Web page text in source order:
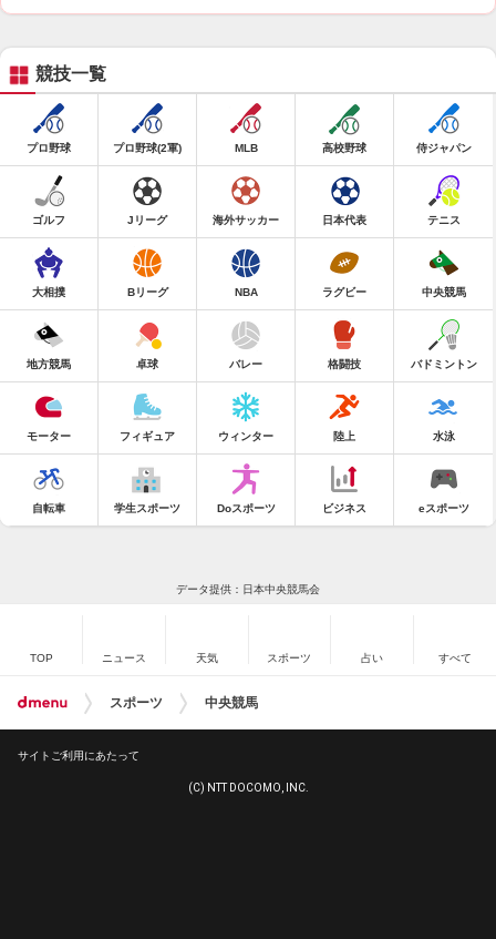
競技一覧
プロ野球 プロ野球(2軍) MLB 高校野球 侍ジャパン
ゴルフ Jリーグ 海外サッカー 日本代表 テニス
大相撲 Bリーグ NBA ラグビー 中央競馬
地方競馬 卓球 バレー 格闘技 バドミントン
モーター フィギュア ウィンター 陸上 水泳
自転車 学生スポーツ Doスポーツ ビジネス eスポーツ
データ提供：日本中央競馬会
TOP ニュース 天気 スポーツ 占い すべて
スポーツ 中央競馬
サイトご利用にあたって
(C) NTT DOCOMO, INC.